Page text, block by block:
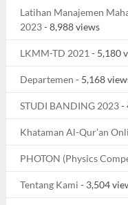
Latihan Manajemen
2023- 8,988 views
LKMM-TD 2021 - 5,180
Departemen - 5,168
STUDI BANDING 2023-
Khataman Al-Qur’an
PHOTON (Physics
Tentang Kami - 3,504